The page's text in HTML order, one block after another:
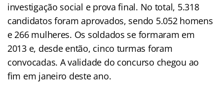
investigação social e prova final. No total, 5.318
candidatos foram aprovados, sendo 5.052 homens
e 266 mulheres. Os soldados se formaram em
2013 e, desde então, cinco turmas foram
convocadas. A validade do concurso chegou ao
fim em janeiro deste ano.